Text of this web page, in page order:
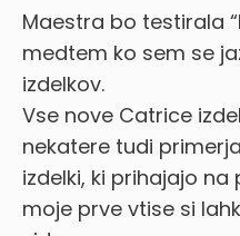
Maestra bo testirala
medtem ko sem se
izdelkov.
Vse nove Catrice
nekatere tudi
izdelki, ki prihajajo na
moje prve vtise si